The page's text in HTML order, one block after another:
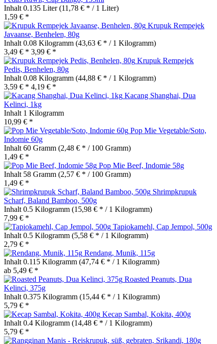
Inhalt 0.135 Liter(11,78 € * / 1 Liter)
1,59 € *
Krupuk Rempejek
Javaanse, Benhelen, 80g
Inhalt 0.08 Kilogramm (43,63 € * / 1 Kilogramm)
3,49 € * 3,99 € *
Krupuk Rempejek
Pedis, Benhelen, 80g
Inhalt 0.08 Kilogramm (44,88 € * / 1 Kilogramm)
3,59 € * 4,19 € *
Kacang Shanghai, Dua
Kelinci, 1kg
Inhalt 1 Kilogramm
10,99 € *
Pop Mie Vegetable/Soto,
Indomie 60g
Inhalt 60 Gramm (2,48 € * / 100 Gramm)
1,49 € *
Pop Mie Beef, Indomie 58g
Inhalt 58 Gramm (2,57 € * / 100 Gramm)
1,49 € *
Shrimpkrupuk
Scharf, Baland Bamboo, 500g
Inhalt 0.5 Kilogramm (15,98 € * / 1 Kilogramm)
7,99 € *
Tapiokamehl, Cap Jempol, 500g
Inhalt 0.5 Kilogramm (5,58 € * / 1 Kilogramm)
2,79 € *
Rendang, Munik, 115g
Inhalt 0.115 Kilogramm (47,74 € * / 1 Kilogramm)
ab 5,49 € *
Roasted Peanuts, Dua
Kelinci, 375g
Inhalt 0.375 Kilogramm (15,44 € * / 1 Kilogramm)
5,79 € *
Kecap Sambal, Kokita, 400g
Inhalt 0.4 Kilogramm (14,48 € * / 1 Kilogramm)
5,79 € *